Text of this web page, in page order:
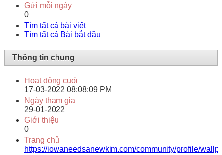
Gửi mỗi ngày
0
Tìm tất cả bài viết
Tìm tất cả Bài bắt đầu
Thông tin chung
Hoạt động cuối
17-03-2022 08:08:09 PM
Ngày tham gia
29-01-2022
Giới thiệu
0
Trang chủ
https://iowaneedsanewkim.com/community/profile/